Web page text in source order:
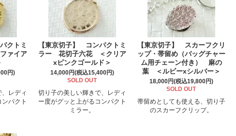
クトミ
ァイア
円)
レディ
パクト
【東京切子】 コンパクトミ
ラー 花切子六花 ＜クリア
xピンクゴールド＞
14,000円(税込15,400円)
SOLD OUT
切り子の美しい輝きで、レディ
ー度がグッと上がるコンパクト
ミラー。
【東京切子】 スカーフクリ
ップ・帯留め（バッグチャー
ム用チェーン付き） 麻の
葉 ＜ルビーxシルバー＞
18,000円(税込19,800円)
SOLD OUT
帯留めとしても使える、切り子
のスカーフクリップ。